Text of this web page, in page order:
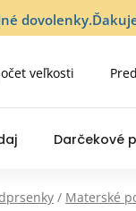
veľkosti
Darčekové
/ Materské